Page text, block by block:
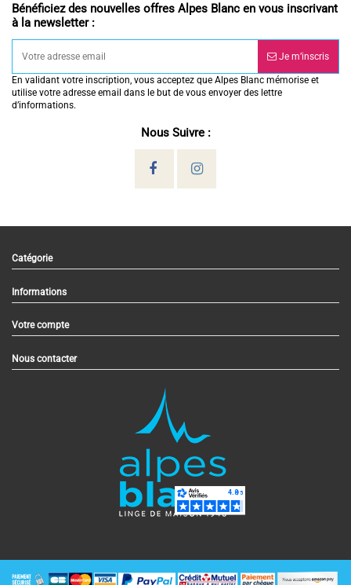
Bénéficiez des nouvelles offres Alpes Blanc en vous inscrivant
à la newsletter :
Je m’inscris
En validant votre inscription, vous acceptez que Alpes Blanc mémorise et
utilise votre adresse email dans le but de vous envoyer des lettre
d’informations.
Nous Suivre :
Catégorie
Informations
Votre compte
Nous contacter